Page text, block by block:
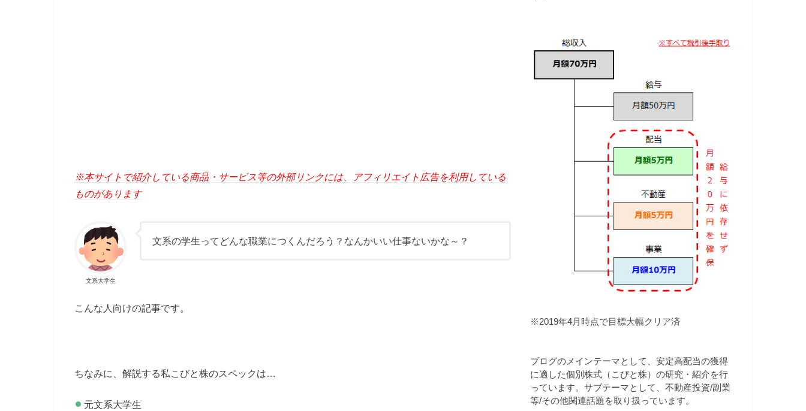
※本サイトで紹介している商品・サービス等の外部リンクには、アフィリエイト広告を利用している
ものがあります
文系大学生
文系の学生ってどんな職業につくんだろう？なんかいい仕事ないかな～？
こんな人向けの記事です。
ちなみに、解説する私こびと株のスペックは…
元文系大学生
※2019年4月時点で目標大幅クリア済
ブログのメインテーマとして、安定高配当の獲得
に適した個別株式（こびと株）の研究・紹介を行
っています。サブテーマとして、不動産投資/副業
等/その他関連話題を取り扱っています。